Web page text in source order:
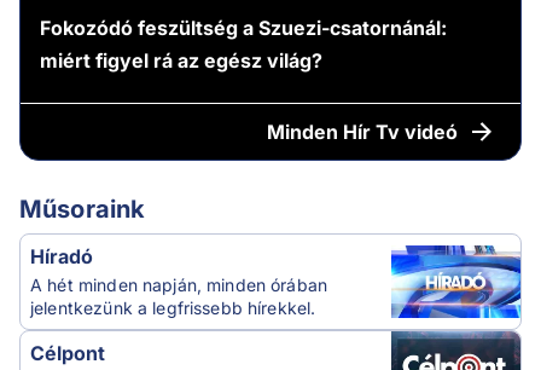
Fokozódó feszültség a Szuezi-csatornánál:
miért figyel rá az egész világ?
Minden Hír Tv videó
Műsoraink
Híradó
A hét minden napján, minden órában
jelentkezünk a legfrissebb hírekkel.
Célpont